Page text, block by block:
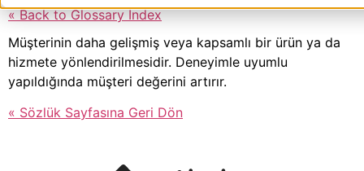
« Back to Glossary Index
Müşterinin daha gelişmiş veya kapsamlı bir ürün ya da
hizmete yönlendirilmesidir. Deneyimle uyumlu
yapıldığında müşteri değerini artırır.
« Sözlük Sayfasına Geri Dön